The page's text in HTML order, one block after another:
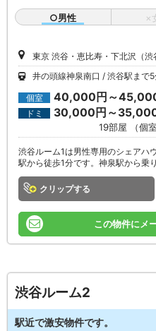
○男性 ×
東京 渋谷・恵比寿・下北沢（渋
井の頭線神泉南口
渋谷駅まで
個室 40,000円～
ドミ 30,000円～
19部屋 （個
渋谷ルーム1は男性専用のシェアハ
駅から徒歩1分です。神泉駅から乗
クリップ
この物件にメ
渋谷ルーム2
駅近で激安物件です。